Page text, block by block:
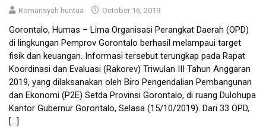
Romansyah huntua October 16, 2019
Gorontalo, Humas – Lima Organisasi Perangkat Daerah (OPD)
di lingkungan Pemprov Gorontalo berhasil melampaui target
fisik dan keuangan. Informasi tersebut terungkap pada Rapat
Koordinasi dan Evaluasi (Rakorev) Triwulan III Tahun Anggaran
2019, yang dilaksanakan oleh Biro Pengendalian Pembangunan
dan Ekonomi (P2E) Setda Provinsi Gorontalo, di ruang Dulohupa
Kantor Gubernur Gorontalo, Selasa (15/10/2019). Dari 33 OPD,
[…]